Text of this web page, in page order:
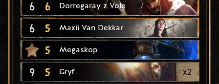
6 6 Dorregaray z Vole
6 5 Maxii Van Dekkar
5 Megaskop
9 5 Gryf x2